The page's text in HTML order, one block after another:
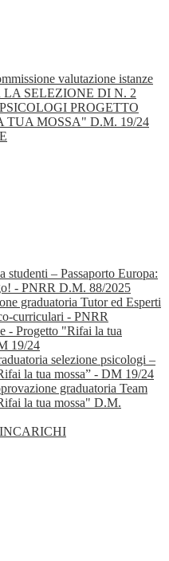
valutazione istanze
LA SELEZIONE DI N. 2
PROGETTO
TUA MOSSA" D.M. 19/24
studenti – Passaporto Europa:
- PNRR D.M. 88/2025
graduatoria Tutor ed Esperti
curriculari - PNRR
- Progetto "Rifai la tua
19/24
selezione psicologi –
la tua mossa” - DM 19/24
graduatoria Team
la tua mossa" D.M.